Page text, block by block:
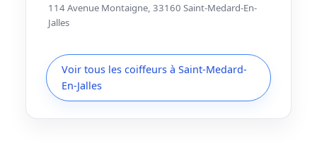
114 Avenue Montaigne, 33160 Saint-Medard-En-
Jalles
Voir tous les coiffeurs à Saint-Medard-
En-Jalles